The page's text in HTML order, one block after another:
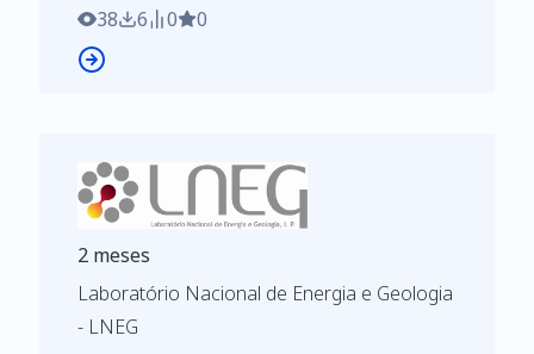
Duero”. Carta geológica publicada à escala
1:150 000, em 2005, a sua geologia
alóctones dos mantos de carreamento da
Zona Galiza -Trás-os-Montes (ZGTM).
Com base no conhecimento à data de
publicação, no autóctone, destacam-se as
unidades consideradas do soco pré-
38 6 0 0
2 meses
Laboratório Nacional de Energia e Geologia
- LNEG